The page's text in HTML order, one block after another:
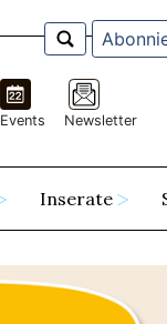
Events Newsletter
Inserate